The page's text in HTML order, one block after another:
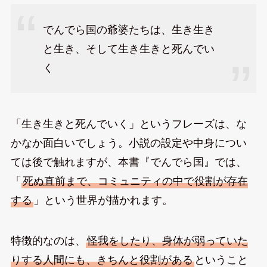
でんでら国の爺婆たちは、生き生き
と生き、そして生き生きと死んでい
く
「生き生きと死んでいく」というフレーズは、な
かなか面白いでしょう。小説の設定や中身につい
ては後で触れますが、本書『でんでら国』では、
「 死ぬ直前まで、コミュニティの中で役割が存在
する」という世界が描かれます。
特徴的なのは、 怪我をしたり、身体が弱っていた
りする人間にも、きちんと役割があるということ